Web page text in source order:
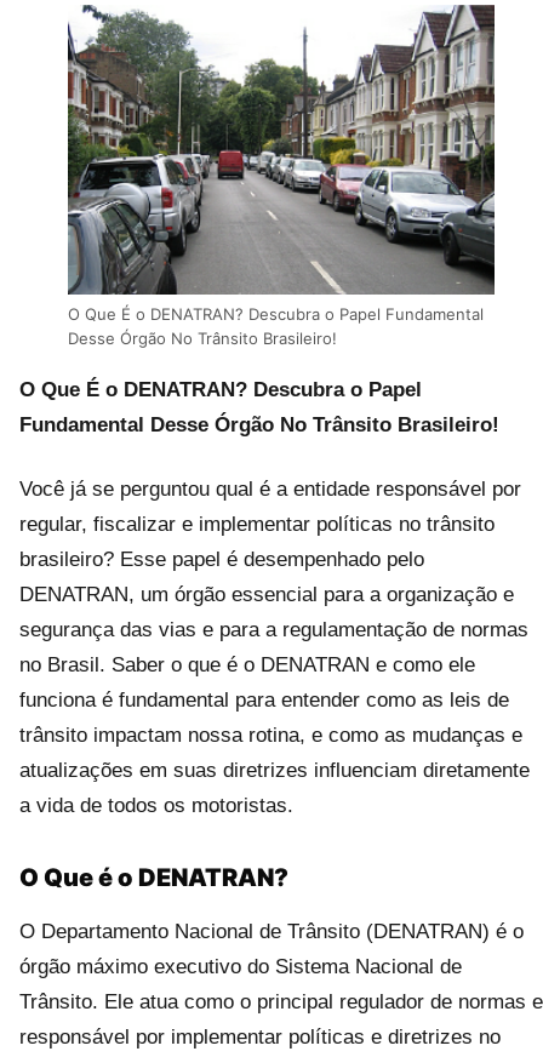
O Que É o DENATRAN? Descubra o Papel Fundamental
Desse Órgão No Trânsito Brasileiro!
O Que É o DENATRAN? Descubra o Papel
Fundamental Desse Órgão No Trânsito Brasileiro!
Você já se perguntou qual é a entidade responsável por
regular, fiscalizar e implementar políticas no trânsito
brasileiro? Esse papel é desempenhado pelo
DENATRAN, um órgão essencial para a organização e
segurança das vias e para a regulamentação de normas
no Brasil. Saber o que é o DENATRAN e como ele
funciona é fundamental para entender como as leis de
trânsito impactam nossa rotina, e como as mudanças e
atualizações em suas diretrizes influenciam diretamente
a vida de todos os motoristas.
O Que é o DENATRAN?
O Departamento Nacional de Trânsito (DENATRAN) é o
órgão máximo executivo do Sistema Nacional de
Trânsito. Ele atua como o principal regulador de normas e
responsável por implementar políticas e diretrizes no